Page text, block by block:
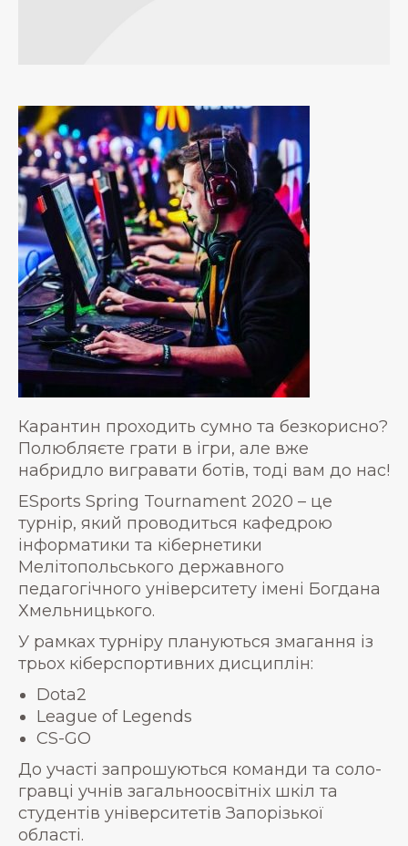
Карантин проходить сумно та безкорисно?
Полюбляєте грати в ігри, але вже
набридло вигравати ботів, тоді вам до нас!
ESports Spring Tournament 2020 – це
турнір, який проводиться кафедрою
інформатики та кібернетики
Мелітопольського державного
педагогічного університету імені Богдана
Хмельницького.
У рамках турніру плануються змагання із
трьох кіберспортивних дисциплін:
Dota2
League of Legends
CS-GO
До участі запрошуються команди та соло-
гравці учнів загальноосвітніх шкіл та
студентів університетів Запорізької
області.